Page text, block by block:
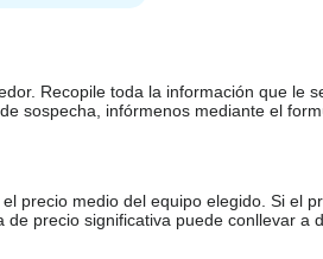
Recopile toda la información que le
sospecha, infórmenos mediante el
precio medio del equipo elegido. Si el
precio significativa puede conllevar a